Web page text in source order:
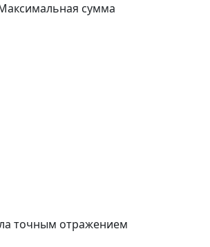
сумма
точным отражением